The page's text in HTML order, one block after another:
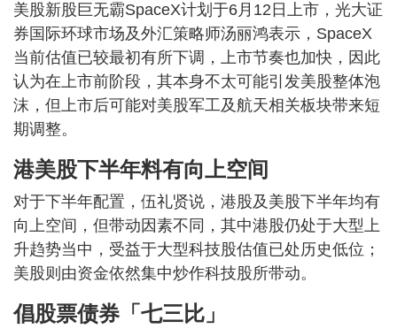
美股新股巨无霸SpaceX计划于6月12日上市，光大证
券国际环球市场及外汇策略师汤丽鸿表示，SpaceX
当前估值已较最初有所下调，上市节奏也加快，因此
认为在上市前阶段，其本身不太可能引发美股整体泡
沫，但上市后可能对美股军工及航天相关板块带来短
期调整。
港美股下半年料有向上空间
对于下半年配置，伍礼贤说，港股及美股下半年均有
向上空间，但带动因素不同，其中港股仍处于大型上
升趋势当中，受益于大型科技股估值已处历史低位；
美股则由资金依然集中炒作科技股所带动。
倡股票债券「七三比」